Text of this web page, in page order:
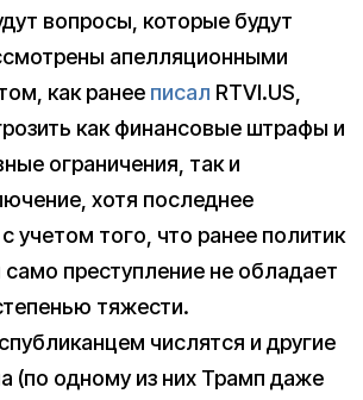
вопросы, которые будут
апелляционными
как ранее писал RTVI.US,
как финансовые штрафы и
ограничения, так и
хотя последнее
с учетом того, что ранее политик
преступление не обладает
тяжести.
числятся и другие
(по одному из них Трамп даже